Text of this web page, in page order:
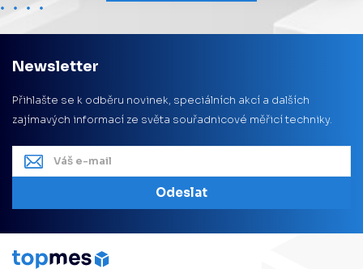
Newsletter
Přihlašte se k odběru novinek, speciálních akcí a dalších
zajímavých informací ze světa souřadnicové měřicí techniky.
Odeslat